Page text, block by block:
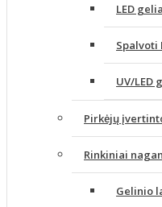
LED
Spalvoti
UV/LED
Pirkėjų
Rinkiniai
Gelinio